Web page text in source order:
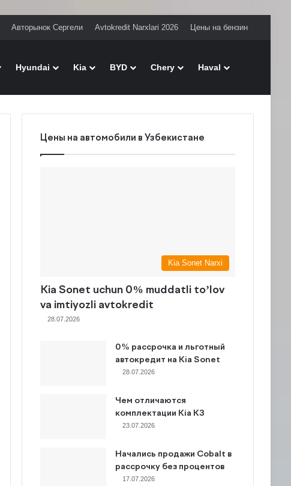
Авторынок Сергели Avtokredit Narxlari 2026 Цены на бензин
Hyundai Kia BYD Chery Haval
Цены на автомобили в Узбекистане
Kia Sonet Narxi
Kia Sonet uchun 0% muddatli to’lov
va imtiyozli avtokredit
28.07.2026
0% рассрочка и льготный
автокредит на Kia Sonet
28.07.2026
Чем отличаются
комплектации Kia K3
23.07.2026
Начались продажи Cobalt в
рассрочку без процентов
17.07.2026